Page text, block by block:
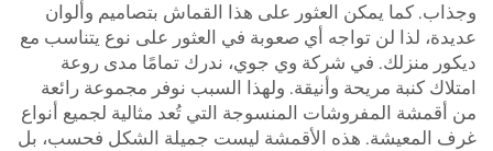
وجذاب. كما يمكن العثور على هذا القماش بتصاميم وألوان
عديدة، لذا لن تواجه أي صعوبة في العثور على نوع يتناسب مع
ديكور منزلك. في شركة وي جوي، ندرك تمامًا مدى روعة
امتلاك كنبة مريحة وأنيقة. ولهذا السبب نوفر مجموعة رائعة
من أقمشة المفروشات المنسوجة التي تُعد مثالية لجميع أنواع
غرف المعيشة. هذه الأقمشة ليست جميلة الشكل فحسب، بل